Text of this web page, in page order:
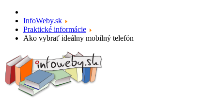
InfoWeby.sk
Praktické informácie
Ako vybrať ideálny mobilný telefón